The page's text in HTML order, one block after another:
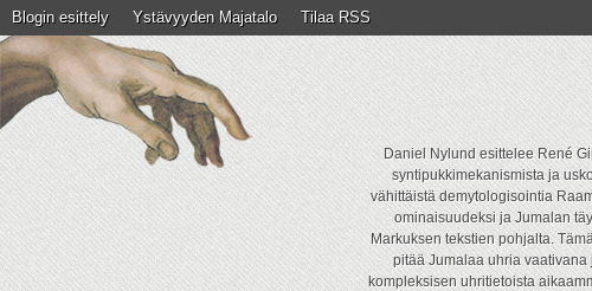
Blogin esittely Ystävyyden Majatalo Tilaa RSS
Daniel Nylund esittelee René
syntipukkimekanismista ja
vähittäistä demytologisointia
ominaisuudeksi ja Jumalan
Markuksen tekstien pohjalta.
pitää Jumalaa uhria
kompleksisen uhritietoista